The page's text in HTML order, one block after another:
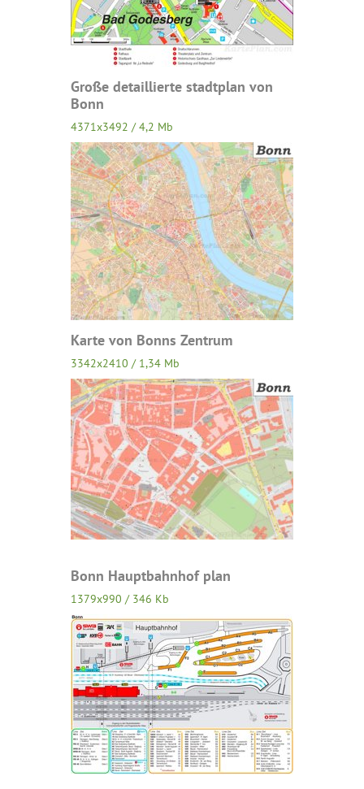
Große detaillierte stadtplan von
Bonn
4371x3492 / 4,2 Mb
Karte von Bonns Zentrum
3342x2410 / 1,34 Mb
Bonn Hauptbahnhof plan
1379x990 / 346 Kb